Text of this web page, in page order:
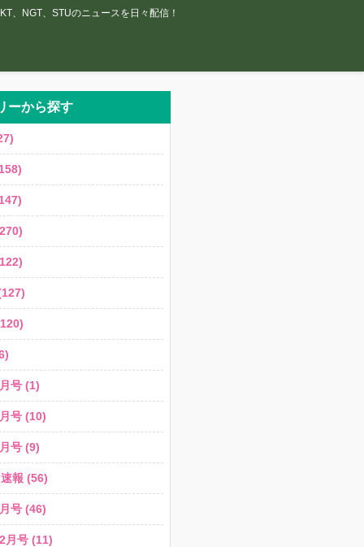
、NGT、STUのニュースを日々配信！
ーから探す
号 (1)
号 (10)
号 (9)
報 (56)
号 (46)
月号 (11)